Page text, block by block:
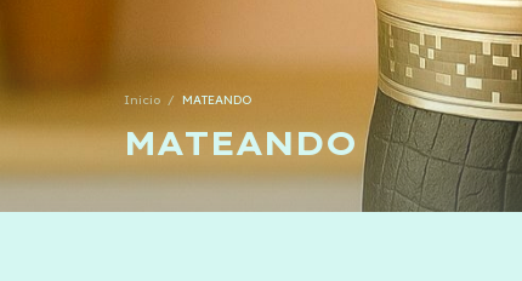
Inicio / MATEANDO
MATEANDO